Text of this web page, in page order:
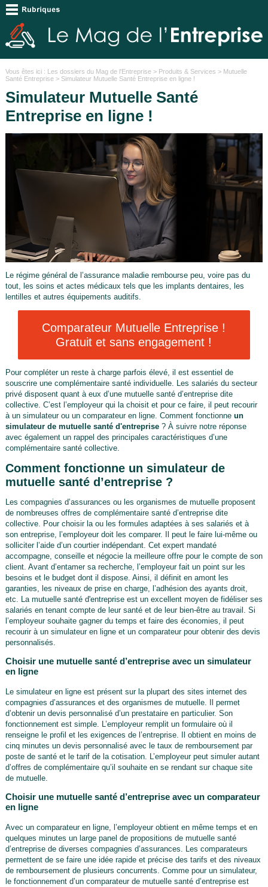
Vous êtes ici : Les dossiers du Mag de l'Entreprise> Produits & Services > Mutuelle
Santé Entreprise> Simulateur Mutuelle Santé Entreprise en ligne !
Simulateur Mutuelle Santé
Entreprise en ligne !
Le régime général de l’assurance maladie rembourse peu, voire pas du
tout, les soins et actes médicaux tels que les implants dentaires, les
lentilles et autres équipements auditifs.
Comparateur Mutuelle Entreprise !
Gratuit et sans engagement !
Pour compléter un reste à charge parfois élevé, il est essentiel de
souscrire une complémentaire santé individuelle. Les salariés du secteur
privé disposent quant à eux d’une mutuelle santé d’entreprise dite
collective. C’est l’employeur qui la choisit et pour ce faire, il peut recourir
à un simulateur ou un comparateur en ligne. Comment fonctionne un
simulateur de mutuelle santé d'entreprise? À suivre notre réponse
avec également un rappel des principales caractéristiques d’une
complémentaire santé collective.
Comment fonctionne un simulateur de
mutuelle santé d’entreprise ?
Les compagnies d’assurances ou les organismes de mutuelle proposent
de nombreuses offres de complémentaire santé d’entreprise dite
collective. Pour choisir la ou les formules adaptées à ses salariés et à
son entreprise, l’employeur doit les comparer. Il peut le faire lui-même ou
solliciter l’aide d’un courtier indépendant. Cet expert mandaté
accompagne, conseille et négocie la meilleure offre pour le compte de son
client. Avant d’entamer sa recherche, l’employeur fait un point sur les
besoins et le budget dont il dispose. Ainsi, il définit en amont les
garanties, les niveaux de prise en charge, l’adhésion des ayants droit,
etc. La mutuelle santé d'entreprise est un excellent moyen de fidéliser ses
salariés en tenant compte de leur santé et de leur bien-être au travail. Si
l’employeur souhaite gagner du temps et faire des économies, il peut
recourir à un simulateur en ligne et un comparateur pour obtenir des devis
personnalisés.
Choisir une mutuelle santé d’entreprise avec un simulateur
en ligne
Le simulateur en ligne est présent sur la plupart des sites internet des
compagnies d’assurances et des organismes de mutuelle. Il permet
d’obtenir un devis personnalisé d’un prestataire en particulier. Son
fonctionnement est simple. L’employeur remplit un formulaire où il
renseigne le profil et les exigences de l’entreprise. Il obtient en moins de
cinq minutes un devis personnalisé avec le taux de remboursement par
poste de santé et le tarif de la cotisation. L’employeur peut simuler autant
d’offres de complémentaire qu’il souhaite en se rendant sur chaque site
de mutuelle.
Choisir une mutuelle santé d’entreprise avec un comparateur
en ligne
Avec un comparateur en ligne, l’employeur obtient en même temps et en
quelques minutes un large panel de propositions de mutuelle santé
d’entreprise de diverses compagnies d’assurances. Les comparateurs
permettent de se faire une idée rapide et précise des tarifs et des niveaux
de remboursement de plusieurs concurrents. Comme pour un simulateur,
le fonctionnement d’un comparateur de mutuelle santé d’entreprise est